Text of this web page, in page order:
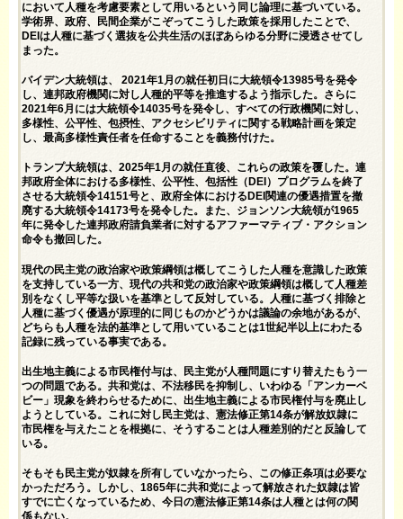
において人種を考慮要素として用いるという同じ論理に基づいている。
学術界、政府、民間企業がこぞってこうした政策を採用したことで、
DEIは人種に基づく選抜を公共生活のほぼあらゆる分野に浸透させてし
まった。
バイデン大統領は、 2021年1月の就任初日に大統領令13985号を発令
し、連邦政府機関に対し人種的平等を推進するよう指示した。さらに
2021年6月には大統領令14035号を発令し、すべての行政機関に対し、
多様性、公平性、包摂性、アクセシビリティに関する戦略計画を策定
し、最高多様性責任者を任命することを義務付けた。
トランプ大統領は、2025年1月の就任直後、これらの政策を覆した。連
邦政府全体における多様性、公平性、包括性（DEI）プログラムを終了
させる大統領令14151号と、政府全体におけるDEI関連の優遇措置を撤
廃する大統領令14173号を発令した。また、ジョンソン大統領が1965
年に発令した連邦政府請負業者に対するアファーマティブ・アクション
命令も撤回した。
現代の民主党の政治家や政策綱領は概してこうした人種を意識した政策
を支持している一方、現代の共和党の政治家や政策綱領は概して人種差
別をなくし平等な扱いを基準として反対している。人種に基づく排除と
人種に基づく優遇が原理的に同じものかどうかは議論の余地があるが、
どちらも人種を法的基準として用いていることは1世紀半以上にわたる
記録に残っている事実である。
出生地主義による市民権付与は、民主党が人種問題にすり替えたもう一
つの問題である。共和党は、不法移民を抑制し、いわゆる「アンカーベ
ビー」現象を終わらせるために、出生地主義による市民権付与を廃止し
ようとしている。これに対し民主党は、憲法修正第14条が解放奴隷に
市民権を与えたことを根拠に、そうすることは人種差別的だと反論して
いる。
そもそも民主党が奴隷を所有していなかったら、この修正条項は必要な
かっただろう。しかし、1865年に共和党によって解放された奴隷は皆
すでに亡くなっているため、今日の憲法修正第14条は人種とは何の関
係もない。